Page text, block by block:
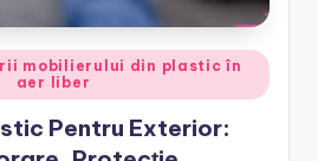
mobilierului din plastic în
aer liber
Pentru Exterior: